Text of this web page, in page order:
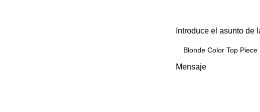
Introduce el asunto de
Mensaje